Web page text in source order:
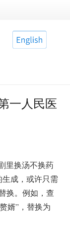
一人民医
里换汤不换药
成，或许只需
换。例如，查
婿”，替换为